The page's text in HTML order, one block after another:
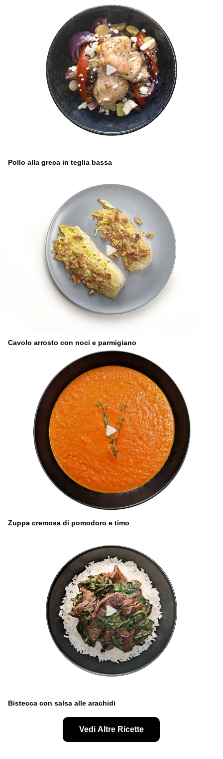
Pollo alla greca in teglia bassa
Cavolo arrosto con noci e parmigiano
Zuppa cremosa di pomodoro e timo
Bistecca con salsa alle arachidi
Vedi Altre Ricette